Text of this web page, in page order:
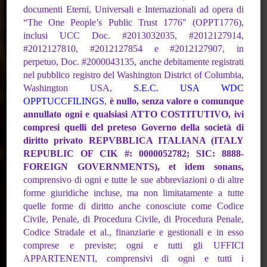
Biblioteca
Noi è Io
documenti Eterni, Universali e Internazionali ad opera di
“The One People’s Public Trust 1776″ (OPPT1776),
inclusi UCC Doc. #2013032035, #2012127914,
#2012127810, #2012127854 e #2012127907, in
perpetuo, Doc. #2000043135, anche debitamente registrati
nel pubblico registro del Washington District of Columbia,
Washington USA, S.E.C. USA WDC
OPPTUCCFILINGS, è nullo, senza valore o comunque
annullato ogni e qualsiasi ATTO COSTITUTIVO, ivi
compresi quelli del preteso Governo della società di
diritto privato REPVBBLICA ITALIANA (ITALY
REPUBLIC OF CIK #: 0000052782; SIC: 8888-
FOREIGN GOVERNMENTS), et idem sonans,
comprensivo di ogni e tutte le sue abbreviazioni o di altre
forme giuridiche incluse, ma non limitatamente a tutte
quelle forme didiritto anche conosciute come Codice
Civile, Penale, di Procedura Civile, di Procedura Penale,
Codice Stradale et al., finanziarie e gestionali e in esso
comprese e previste; ogni e tutti gli UFFICI
APPARTENENTI, comprensivi di ogni e tutti i